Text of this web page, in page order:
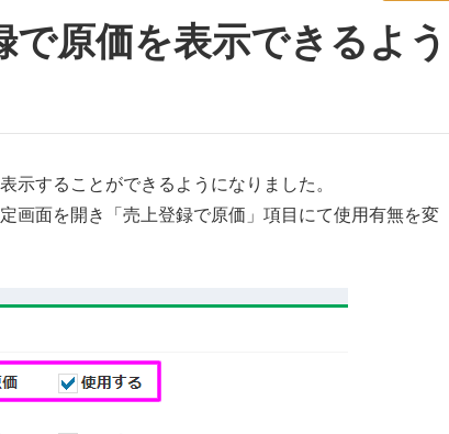
示することができるようになりました。
画面を開き「売上登録で原価」項目にて使用有無を変